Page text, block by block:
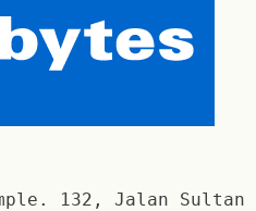
132, Jalan Sultan